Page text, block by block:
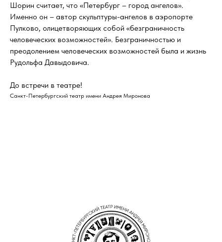
Шорин считает, что «Петербург – город ангелов».
Именно он – автор скульптуры-ангелов в аэропорте
Пулково, олицетворяющих собой «безграничность
человеческих возможностей». Безграничностью и
преодолением человеческих возможностей была и жизнь
Рудольфа Давыдовича.
До встречи в театре!
Санкт-Петербургский театр имени Андрея Миронова